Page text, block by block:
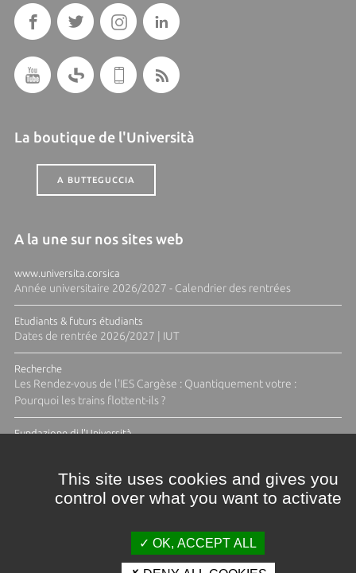
La boutique de l'Università
A BUTTEGUCCIA
A la une sur nos sites web
www.universita.corsica
Année universitaire 2026/2027 - Calendrier des rentrées
Etudiants & futurs étudiants
Dates de rentrée 2026/2027 | IUT
Recherche
Les Rendez-vous de l'IES Cargèse : Quantiquement votre :
Pourquoi les trains flottent-ils ?
Fundazione di l'Università
This site uses cookies and gives you
control over what you want to activate
OK, ACCEPT ALL